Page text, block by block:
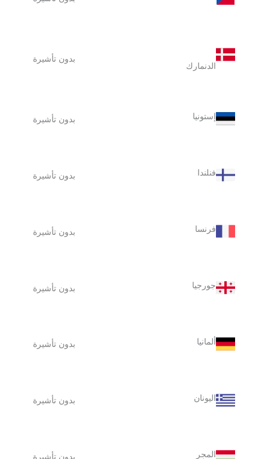
الدنمارك
بدون تأشيرة
إستونيا بدون تأشيرة
فنلندا بدون تأشيرة
فرنسا بدون تأشيرة
جورجيا بدون تأشيرة
ألمانيا بدون تأشيرة
اليونان بدون تأشيرة
المجر بدون تأشيرة